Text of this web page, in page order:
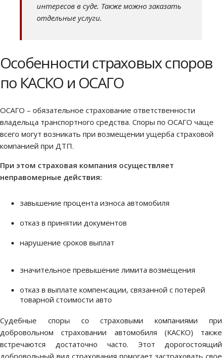
интересов в суде. Также можно заказать
отдельные услуги.
Особенности страховых споров
по КАСКО и ОСАГО
ОСАГО – обязательное страхование ответственности
владельца транспортного средства. Споры по ОСАГО чаще
всего могут возникать при возмещении ущерба страховой
компанией при ДТП.
При этом страховая компания осуществляет
неправомерные действия:
завышение процента износа автомобиля
отказ в принятии документов
нарушение сроков выплат
значительное превышение лимита возмещения
отказ в выплате компенсации, связанной с потерей
товарной стоимости авто
Судебные споры со страховыми компаниями при
добровольном страховании автомобиля (КАСКО) также
встречаются достаточно часто. Этот дорогостоящий
добровольный вид страхования помогает застраховать свое